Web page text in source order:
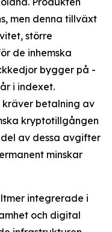
men denna tillväxt
större
de inhemska
bygger på -
i indexet.
kräver betalning av
kryptotillgången
del av dessa avgifter
minskar
integrerade i
och digital